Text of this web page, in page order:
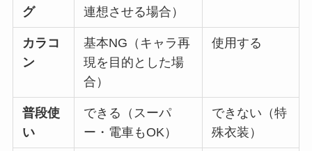
グ
連想させる場合）
カラコ
ン
基本NG（キャラ再
現を目的とした場
合）
使用する
普段使
い
できる（スーパ
ー・電車もOK）
できない（特
殊衣装）